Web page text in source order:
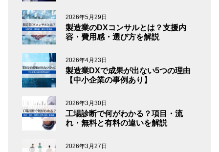
2026年5月29日
製造業のDXコンサルとは？支援内
容・費用感・選び方を解説
2026年4月23日
製造業DXで成果が出ない5つの理由
【中小企業の事例あり】
2026年3月30日
工場診断で何がわかる？項目・流
れ・無料と有料の違いを解説
2026年3月27日